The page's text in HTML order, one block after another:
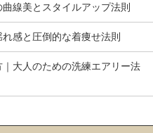
線美とスタイルアップ法則
感と圧倒的な着痩せ法則
大人のための洗練エアリー法